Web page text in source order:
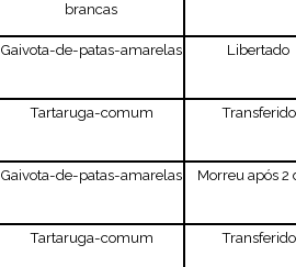
brancas
Gaivota-de-patas-amarelas Libertado
Tartaruga-comum Transferido
Gaivota-de-patas-amarelas Morreu após 2
Tartaruga-comum Transferido